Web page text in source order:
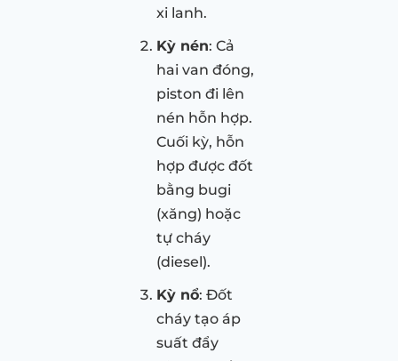
xi lanh.
Kỳ nén: Cả
hai van đóng,
piston đi lên
nén hỗn hợp.
Cuối kỳ, hỗn
hợp được đốt
bằng bugi
(xăng) hoặc
tự cháy
(diesel).
Kỳ nổ: Đốt
cháy tạo áp
suất đẩy